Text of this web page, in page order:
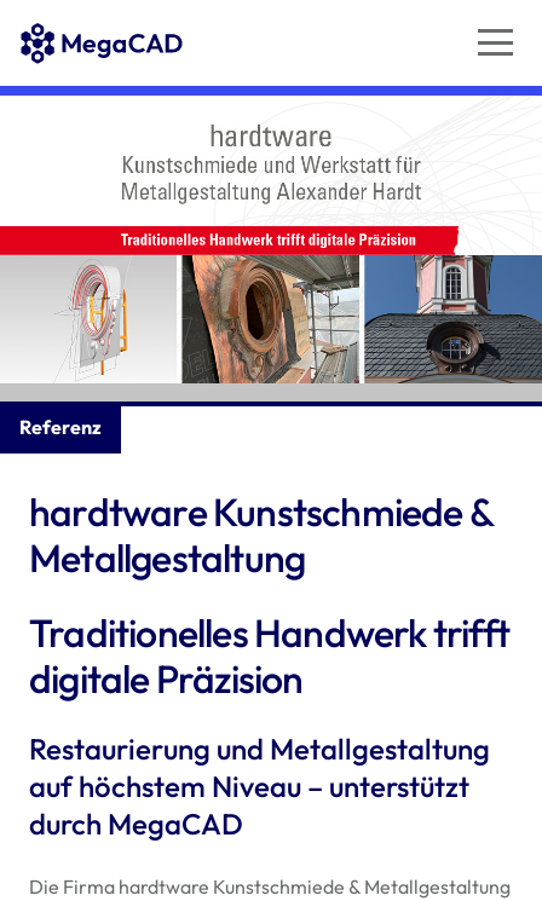
Referenz
hardtware Kunstschmiede &
Metallgestaltung
Traditionelles Handwerk trifft
digitale Präzision
Restaurierung und Metallgestaltung
auf höchstem Niveau – unterstützt
durch MegaCAD
Die Firma hardtware Kunstschmiede & Metallgestaltung